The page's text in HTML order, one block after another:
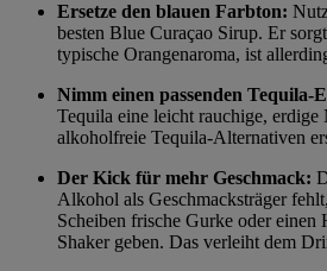
Ersetze den blauen Farbton:
besten Blue Curaçao Sirup. Er
typische Orangenaroma, ist
Nimm einen passenden Tequila-
Tequila eine leicht rauchige,
alkoholfreie Tequila-Alternativen
Der Kick für mehr Geschmack:
Alkohol als Geschmacksträger
Scheiben frische Gurke oder
Shaker geben. Das verleiht dem